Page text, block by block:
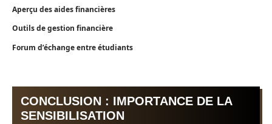
Aperçu des aides financières
Outils de gestion financière
Forum d’échange entre étudiants
CONCLUSION : IMPORTANCE DE LA
SENSIBILISATION